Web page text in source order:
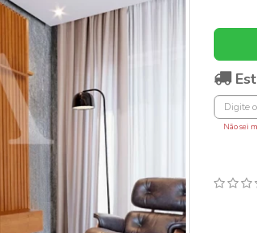
Não sei